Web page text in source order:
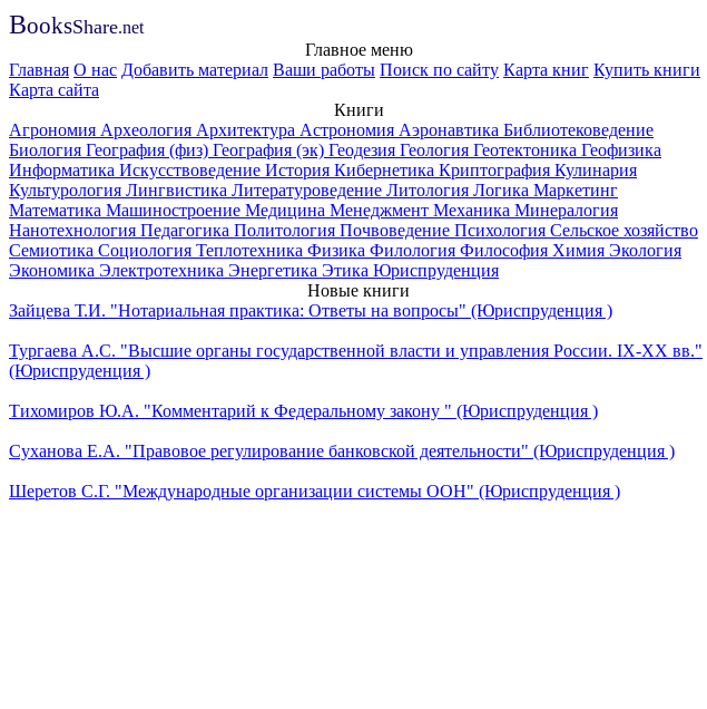
BooksShare.net
Главное меню
Главная О нас Добавить материал Ваши работы Поиск по сайту Карта книг Купить книги
Карта сайта
Книги
Агрономия Археология Архитектура Астрономия Аэронавтика Библиотековедение
Биология География (физ) География (эк) Геодезия Геология Геотектоника Геофизика
Информатика Искусствоведение История Кибернетика Криптография Кулинария
Культурология Лингвистика Литературоведение Литология Логика Маркетинг
Математика Машиностроение Медицина Менеджмент Механика Минералогия
Нанотехнология Педагогика Политология Почвоведение Психология Сельское хозяйство
Семиотика Социология Теплотехника Физика Филология Философия Химия Экология
Экономика Электротехника Энергетика Этика Юриспруденция
Новые книги
Зайцева Т.И. "Нотариальная практика: Ответы на вопросы" (Юриспруденция )
Тургаева А.С. "Высшие органы государственной власти и управления России. IХ-ХХ вв."
(Юриспруденция )
Тихомиров Ю.А. "Комментарий к Федеральному закону " (Юриспруденция )
Суханова Е.А. "Правовое регулирование банковской деятельности" (Юриспруденция )
Шеретов С.Г. "Международные организации системы ООН" (Юриспруденция )